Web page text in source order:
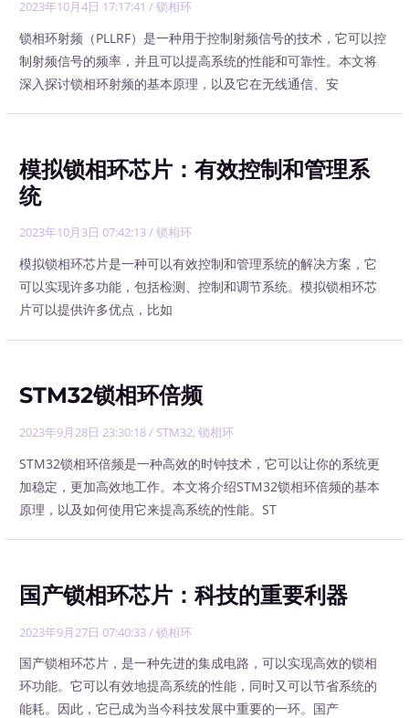
2023年10月4日 17:17:41 /锁相环
锁相环射频（PLLRF）是一种用于控制射频信号的技术，它可以控
制射频信号的频率，并且可以提高系统的性能和可靠性。本文将
深入探讨锁相环射频的基本原理，以及它在无线通信、安
模拟锁相环芯片：有效控制和管理系
统
2023年10月3日 07:42:13/锁相环
模拟锁相环芯片是一种可以有效控制和管理系统的解决方案，它
可以实现许多功能，包括检测、控制和调节系统。模拟锁相环芯
片可以提供许多优点，比如
STM32锁相环倍频
2023年9月28日 23:30:18/ STM32,锁相环
STM32锁相环倍频是一种高效的时钟技术，它可以让你的系统更
加稳定，更加高效地工作。本文将介绍STM32锁相环倍频的基本
原理，以及如何使用它来提高系统的性能。ST
国产锁相环芯片：科技的重要利器
2023年9月27日 07:40:33/锁相环
国产锁相环芯片，是一种先进的集成电路，可以实现高效的锁相
环功能。它可以有效地提高系统的性能，同时又可以节省系统的
能耗。因此，它已成为当今科技发展中重要的一环。国产